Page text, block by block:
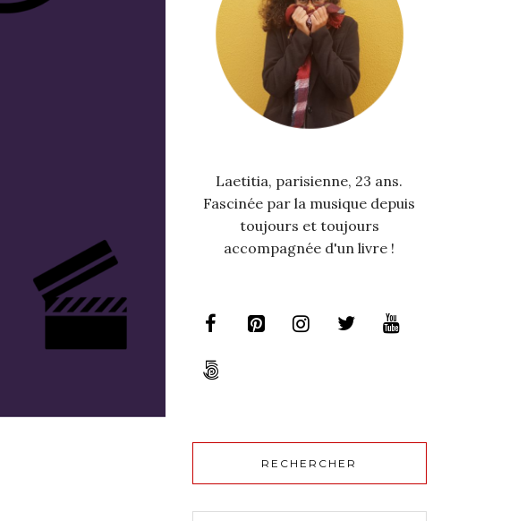
Laetitia, parisienne, 23 ans.
Fascinée par la musique depuis
toujours et toujours
accompagnée d'un livre !
RECHERCHER